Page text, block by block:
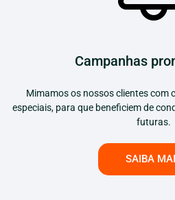
Campanhas
Mimamos os nossos clientes com
especiais, para que beneficiem de
futuras.
SAIBA